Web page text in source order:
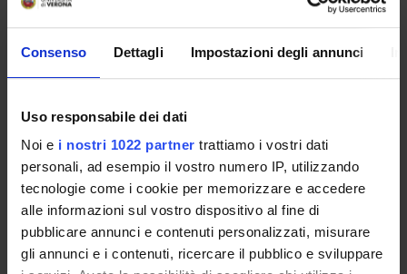
Consenso Dettagli Impostazioni degli annunci
Uso responsabile dei dati
Noi e i nostri 1022 partner trattiamo i vostri dati
personali, ad esempio il vostro numero IP, utilizzando
tecnologie come i cookie per memorizzare e accedere
alle informazioni sul vostro dispositivo al fine di
pubblicare annunci e contenuti personalizzati, misurare
gli annunci e i contenuti, ricercare il pubblico e sviluppare
L’attività didattica
dei tre SSD afferenti alla Sezione è
Medicina, di Scienze Motorie, di Bioinformatica e di
Applicate della Vita e della Salute e Specializzazione in
Genetica Medica. Viene inoltre svolta attività di
orientamento per gli studenti delle scuole medie superiori.
Responsabile